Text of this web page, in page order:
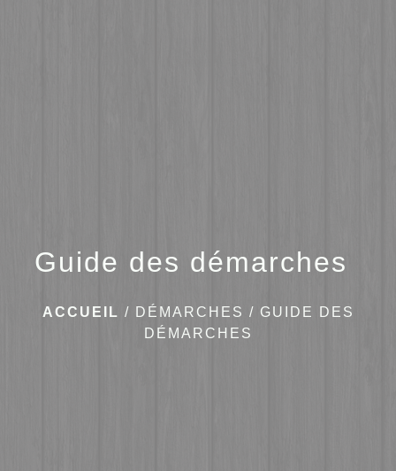
Guide des démarches
ACCUEIL / DÉMARCHES / GUIDE DES
DÉMARCHES